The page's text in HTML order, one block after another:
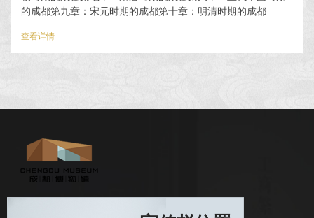
的成都第九章：宋元时期的成都第十章：明清时期的成都
查看详情